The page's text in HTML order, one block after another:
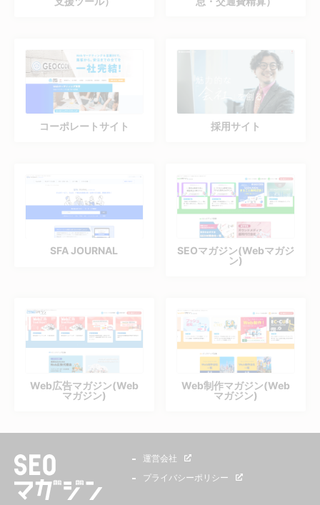
コーポレートサイト 採用サイト
SFA JOURNAL
SEOマガジン(Webマガジ
ン)
Web広告マガジン(Web
マガジン)
Web制作マガジン(Web
マガジン)
運営会社
プライバシーポリシー